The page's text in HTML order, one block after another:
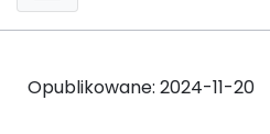
Opublikowane: 2024-11-20